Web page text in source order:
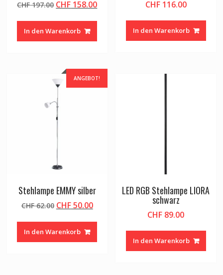
CHF197.00 Ursprünglicher
war:
CHF 197.00
CHF 158.00Aktueller
In den Warenkorb
CHF116.00
In den Warenkorb
ANGEBOT!
Stehlampe EMMY silber
CHF62.00 Ursprünglicher
war:
CHF 62.00
CHF50.00Aktueller
In den Warenkorb
LED RGB Stehlampe LIORA
schwarz
CHF 89.00
In den Warenkorb